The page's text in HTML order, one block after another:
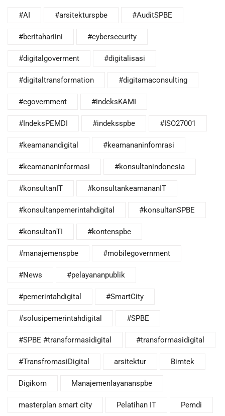
#AI #arsitekturspbe #AuditSPBE
#beritahariini #cybersecurity
#digitalgoverment #digitalisasi
#digitaltransformation #digitamaconsulting
#egovernment #indeksKAMI
#IndeksPEMDI #indeksspbe #ISO27001
#keamanandigital #keamananinfomrasi
#keamananinformasi #konsultanindonesia
#konsultanIT #konsultankeamananIT
#konsultanpemerintahdigital #konsultanSPBE
#konsultanTI #kontenspbe
#manajemenspbe #mobilegovernment
#News #pelayananpublik
#pemerintahdigital #SmartCity
#solusipemerintahdigital #SPBE
#SPBE #transformasidigital #transformasidigital
#TransfromasiDigital arsitektur Bimtek
Digikom Manajemenlayananspbe
masterplan smart city Pelatihan IT Pemdi